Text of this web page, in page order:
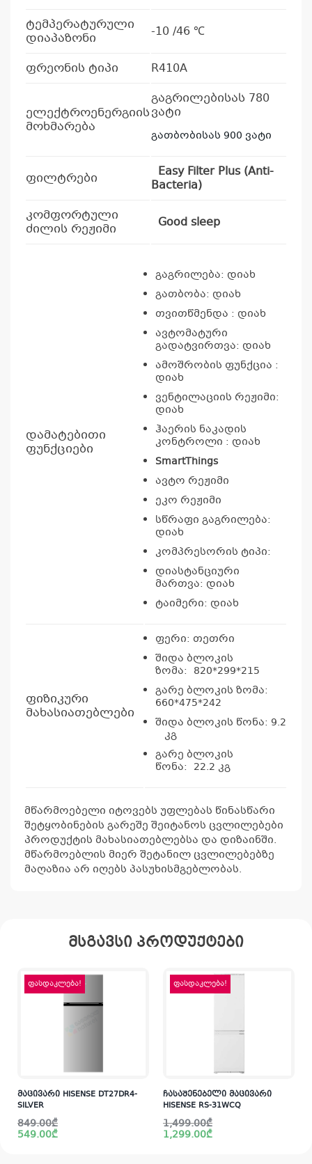
ტემპერატურული
დიაპაზონი
-10 /46 ℃
ფრეონის ტიპი R410A
ელექტროენერგიის
მოხმარება
გაგრილებისას 780
ვატი
გათბობისას 900 ვატი
ფილტრები
Easy Filter Plus (Anti-
Bacteria)
კომფორტული
ძილის რეჟიმი
Good sleep
დამატებითი
ფუნქციები
გაგრილება: დიახ
გათბობა: დიახ
თვითწმენდა : დიახ
ავტომატური
გადატვირთვა: დიახ
ამოშრობის ფუნქცია :
დიახ
ვენტილაციის რეჟიმი:
დიახ
ჰაერის ნაკადის
კონტროლი : დიახ
SmartThings
ავტო რეჟიმი
ეკო რეჟიმი
სწრაფი გაგრილება:
დიახ
კომპრესორის ტიპი:
დიასტანციური
მართვა: დიახ
ტაიმერი: დიახ
ფიზიკური
მახასიათებლები
ფერი: თეთრი
შიდა ბლოკის
ზომა: 820*299*215
გარე ბლოკის ზომა:
660*475*242
შიდა ბლოკის წონა: 9.2
კგ
გარე ბლოკის
წონა: 22.2 კგ
მწარმოებელი იტოვებს უფლებას წინასწარი
შეტყობინების გარეშე შეიტანოს ცვლილებები
პროდუქტის მახასიათებლებსა და დიზაინში.
მწარმოებლის მიერ შეტანილ ცვლილებებზე
მაღაზია არ იღებს პასუხისმგებლობას.
მსგავსი პროდუქტები
ფასდაკლება!
მაცივარი HISENSE DT27DR4-
SILVER
849.00₾
Original
price
was:
549.00₾
Current
price
is:
ფასდაკლება!
ჩასაშენებელი მაცივარი
HISENSE RS-31WCQ
1,499.00₾
Original
price
was:
1,299.00₾
Current
price
is: